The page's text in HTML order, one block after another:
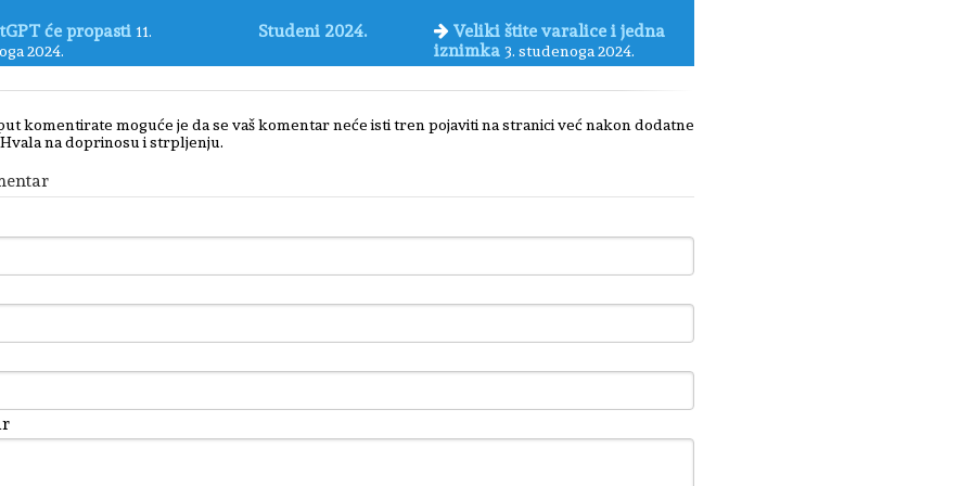
će propasti 11.
2024.
Studeni 2024.
Veliki štite varalice i jedna
iznimka 3. studenoga 2024.
komentirate moguće je da se vaš komentar neće isti tren pojaviti na stranici već nakon dodatne
na doprinosu i strpljenju.